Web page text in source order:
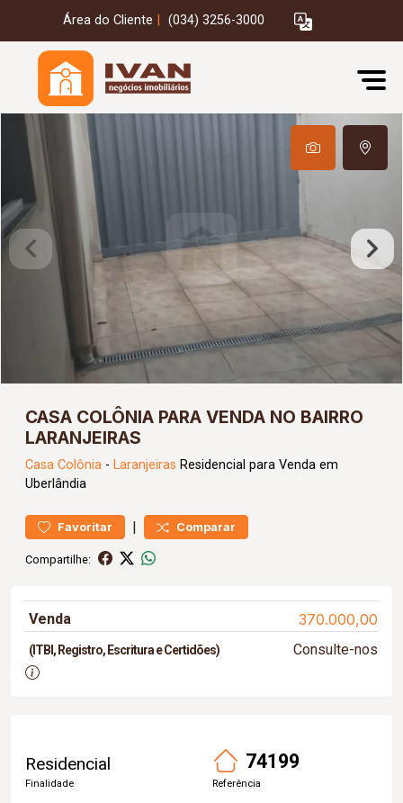
Área do Cliente (034) 3256-3000
CASA COLÔNIA PARA VENDA NO BAIRRO
LARANJEIRAS
Casa Colônia - Laranjeiras Residencial para Venda em
Uberlândia
Favoritar | Comparar
Compartilhe:
Venda 370.000,00
(ITBI, Registro, Escritura e Certidões) Consulte-nos
Residencial
Finalidade
74199
Referência